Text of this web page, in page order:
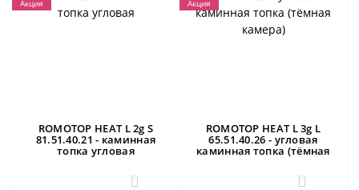
Акция
ROMOTOP HEAT L 2g S
81.51.40.21 - каминная
топка угловая
0
Акция
ROMOTOP HEAT L 3g L
65.51.40.26 - угловая
каминная топка (тёмная
0